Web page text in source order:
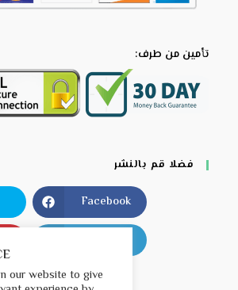
تأمين من طرف:
فضلا قم بالنشر
Facebook
our website to give